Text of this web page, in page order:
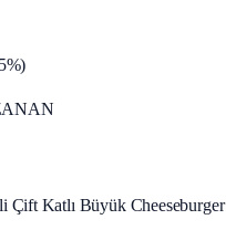
%)
Çift Katlı Büyük Cheeseburger